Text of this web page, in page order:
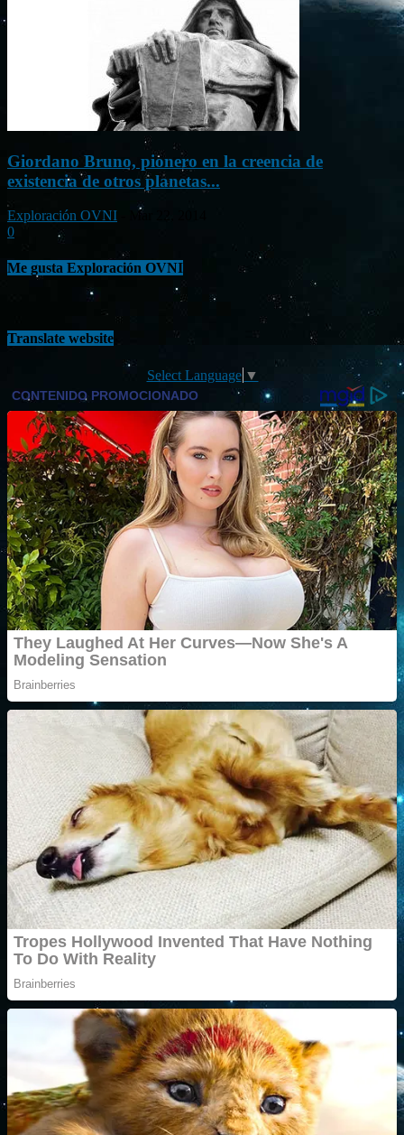
Giordano Bruno, pionero en la creencia de
existencia de otros planetas...
Exploración OVNI
Mar 22, 2014
0
Me gusta Exploración OVNI
Translate website
Select Language ▼